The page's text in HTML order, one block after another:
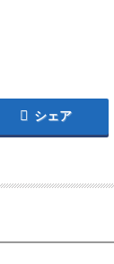
シェア